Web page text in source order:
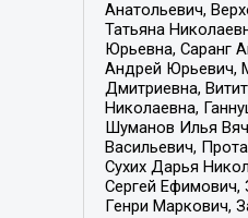
Анатольевич,
Татьяна
Юрьевна, Саранг
Андрей Юрьевич,
Дмитриевна,
Николаевна,
Шуманов Илья
Васильевич,
Сухих Дарья
Сергей
Генри Маркович,